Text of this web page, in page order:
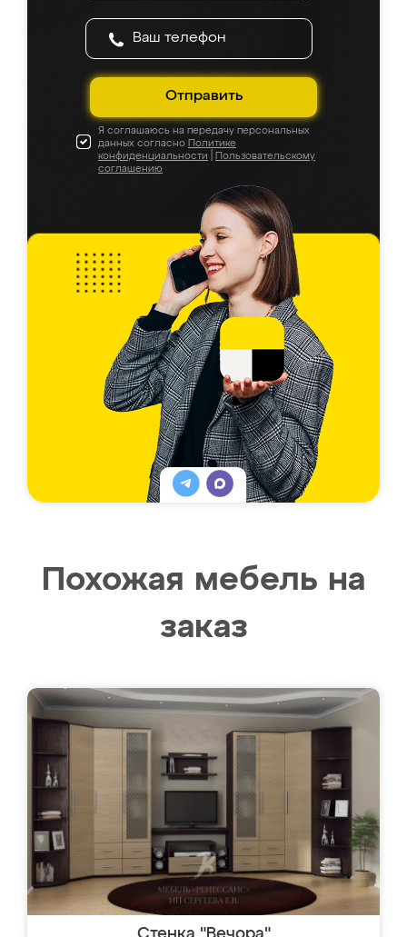
Отправить
Я соглашаюсь на передачу персональных
данных согласно Политике
конфиденциальности
Пользовательскому
соглашению
Похожая мебель на
заказ